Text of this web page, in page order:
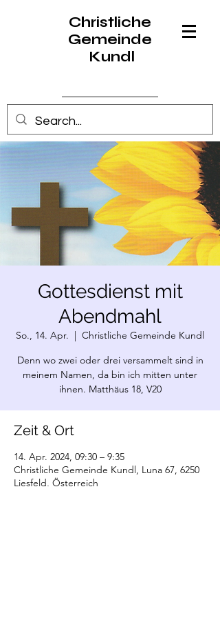
Christliche
Gemeinde
Kundl
Anmelden
Gottesdienst mit
Abendmahl
So., 14. Apr.
  |
Christliche Gemeinde Kundl
Denn wo zwei oder drei versammelt sind in
meinem Namen, da bin ich mitten unter
ihnen. Matthäus 18, V20
Zeit & Ort
14. Apr. 2024, 09:30 – 9:35
Christliche Gemeinde Kundl, Luna 67, 6250
Liesfeld, Österreich